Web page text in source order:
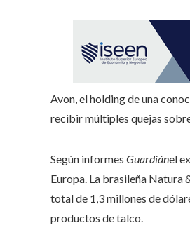
Avon, el holding de una
recibir múltiples quejas
Según informes Guardiánel
Europa. La brasileña Natura
total de 1,3 millones de
productos de talco.